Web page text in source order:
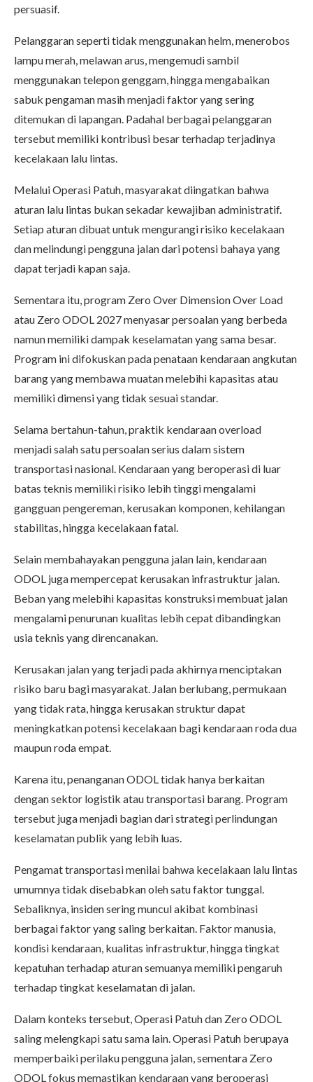
persuasif.
Pelanggaran seperti tidak menggunakan helm, menerobos
lampu merah, melawan arus, mengemudi sambil
menggunakan telepon genggam, hingga mengabaikan
sabuk pengaman masih menjadi faktor yang sering
ditemukan di lapangan. Padahal berbagai pelanggaran
tersebut memiliki kontribusi besar terhadap terjadinya
kecelakaan lalu lintas.
Melalui Operasi Patuh, masyarakat diingatkan bahwa
aturan lalu lintas bukan sekadar kewajiban administratif.
Setiap aturan dibuat untuk mengurangi risiko kecelakaan
dan melindungi pengguna jalan dari potensi bahaya yang
dapat terjadi kapan saja.
Sementara itu, program Zero Over Dimension Over Load
atau Zero ODOL 2027 menyasar persoalan yang berbeda
namun memiliki dampak keselamatan yang sama besar.
Program ini difokuskan pada penataan kendaraan angkutan
barang yang membawa muatan melebihi kapasitas atau
memiliki dimensi yang tidak sesuai standar.
Selama bertahun-tahun, praktik kendaraan overload
menjadi salah satu persoalan serius dalam sistem
transportasi nasional. Kendaraan yang beroperasi di luar
batas teknis memiliki risiko lebih tinggi mengalami
gangguan pengereman, kerusakan komponen, kehilangan
stabilitas, hingga kecelakaan fatal.
Selain membahayakan pengguna jalan lain, kendaraan
ODOL juga mempercepat kerusakan infrastruktur jalan.
Beban yang melebihi kapasitas konstruksi membuat jalan
mengalami penurunan kualitas lebih cepat dibandingkan
usia teknis yang direncanakan.
Kerusakan jalan yang terjadi pada akhirnya menciptakan
risiko baru bagi masyarakat. Jalan berlubang, permukaan
yang tidak rata, hingga kerusakan struktur dapat
meningkatkan potensi kecelakaan bagi kendaraan roda dua
maupun roda empat.
Karena itu, penanganan ODOL tidak hanya berkaitan
dengan sektor logistik atau transportasi barang. Program
tersebut juga menjadi bagian dari strategi perlindungan
keselamatan publik yang lebih luas.
Pengamat transportasi menilai bahwa kecelakaan lalu lintas
umumnya tidak disebabkan oleh satu faktor tunggal.
Sebaliknya, insiden sering muncul akibat kombinasi
berbagai faktor yang saling berkaitan. Faktor manusia,
kondisi kendaraan, kualitas infrastruktur, hingga tingkat
kepatuhan terhadap aturan semuanya memiliki pengaruh
terhadap tingkat keselamatan di jalan.
Dalam konteks tersebut, Operasi Patuh dan Zero ODOL
saling melengkapi satu sama lain. Operasi Patuh berupaya
memperbaiki perilaku pengguna jalan, sementara Zero
ODOL fokus memastikan kendaraan yang beroperasi